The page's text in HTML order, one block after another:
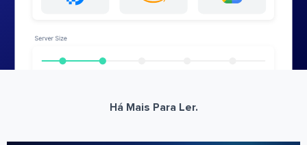
Há Mais Para Ler.